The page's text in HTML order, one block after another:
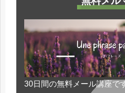
30日間の無料メール講座で